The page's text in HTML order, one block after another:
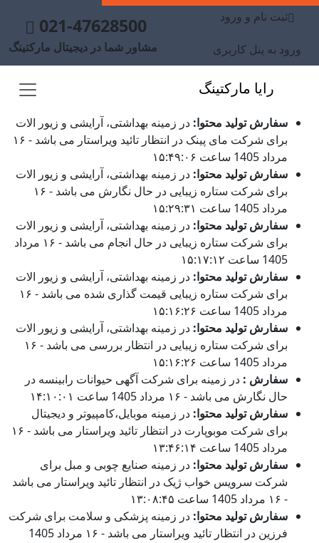
ثبت نام و ورود
ورود به پنل کاربری
021-47628500
مشاور شما در دیجیتال مارکتینگ
رایا مارکتینگ
سفارش تولید محتوا: در زمینه بهداشتی، آرایشی و زیور الات
برای شرکت مای پینک در انتظار تائید ویراستار می باشد - ۱۶
مرداد 1405 ساعت ۱۵:۴۹:۰۶
سفارش تولید محتوا: در زمینه بهداشتی، آرایشی و زیور الات
برای شرکت ستاره زیبایی در حال نگارش می باشد - ۱۶
مرداد 1405 ساعت ۱۵:۲۹:۳۱
سفارش تولید محتوا: در زمینه بهداشتی، آرایشی و زیور الات
برای شرکت ستاره زیبایی در حال انجام می باشد - ۱۶ مرداد
1405 ساعت ۱۵:۱۷:۱۲
سفارش تولید محتوا: در زمینه بهداشتی، آرایشی و زیور الات
برای شرکت ستاره زیبایی قیمت گذاری شده می باشد - ۱۶
مرداد 1405 ساعت ۱۵:۱۶:۲۶
سفارش تولید محتوا: در زمینه بهداشتی، آرایشی و زیور الات
برای شرکت ستاره زیبایی در انتظار بررسی می باشد - ۱۶
مرداد 1405 ساعت ۱۵:۱۶:۲۶
سفارش : در زمینه برای شرکت آگهی حیوانات رابینسه در
حال نگارش می باشد - ۱۶ مرداد 1405 ساعت ۱۴:۱۰:۰۱
سفارش تولید محتوا: در زمینه موبایل،کامپیوتر و دیجیتال
برای شرکت موبوپارت در انتظار تائید ویراستار می باشد - ۱۶
مرداد 1405 ساعت ۱۳:۴۶:۱۴
سفارش تولید محتوا: در زمینه صنایع چوبی و مبل برای
شرکت سرویس خواب ژیک در انتظار تائید ویراستار می باشد
- ۱۶ مرداد 1405 ساعت ۱۳:۰۸:۴۵
سفارش تولید محتوا: در زمینه پزشکی و سلامت برای شرکت
فرزین در انتظار تائید ویراستار می باشد - ۱۶ مرداد 1405